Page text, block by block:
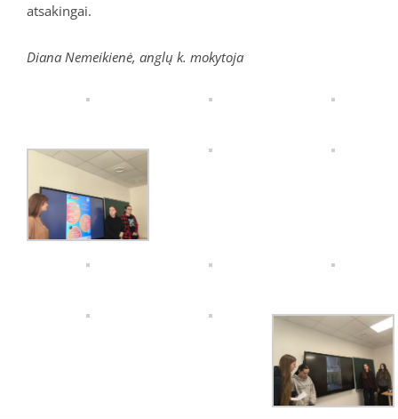
atsakingai.
Diana Nemeikienė, anglų k. mokytoja